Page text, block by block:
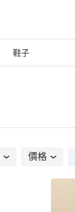
鞋子
價格